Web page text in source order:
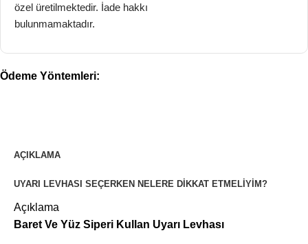
özel üretilmektedir. İade hakkı
bulunmamaktadır.
Ödeme Yöntemleri:
AÇIKLAMA
UYARI LEVHASI SEÇERKEN NELERE DIKKAT ETMELIYIM?
Açıklama
Baret Ve Yüz Siperi Kullan Uyarı Levhası